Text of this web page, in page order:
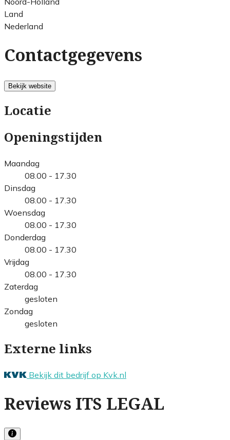
Land
Nederland
Contactgegevens
Bekijk website
Locatie
Openingstijden
Maandag
08.00 - 17.30
Dinsdag
08.00 - 17.30
Woensdag
08.00 - 17.30
Donderdag
08.00 - 17.30
Vrijdag
08.00 - 17.30
Zaterdag
gesloten
Zondag
gesloten
Externe links
Bekijk dit bedrijf op Kvk.nl
Reviews ITS LEGAL